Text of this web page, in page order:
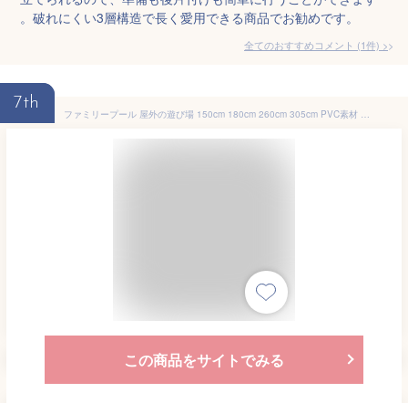
。破れにくい3層構造で長く愛用できる商品でお勧めです。
全てのおすすめコメント (1件) >
7th
ファミリープール 屋外の遊び場 150cm 180cm 260cm 305cm PVC素材 暑さ対策 折り畳み収納 滑り台 自宅 マンション 水遊 海水浴 子供 キッズ 大人 プール長方形 深い キッズ 三層 家庭用プール 子供用プール キッズプール 庭 ベランダ 水あそび レジャープール 自動充気
この商品をサイトでみる